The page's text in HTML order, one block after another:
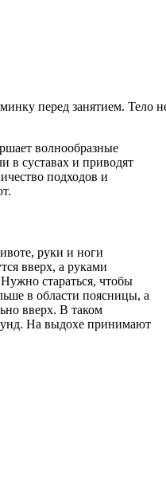
перед занятием. Тело
волнообразные
в суставах и приводят
подходов и
руки и ноги
вверх, а руками
стараться, чтобы
в области поясницы, а
вверх. В таком
На выдохе принимают